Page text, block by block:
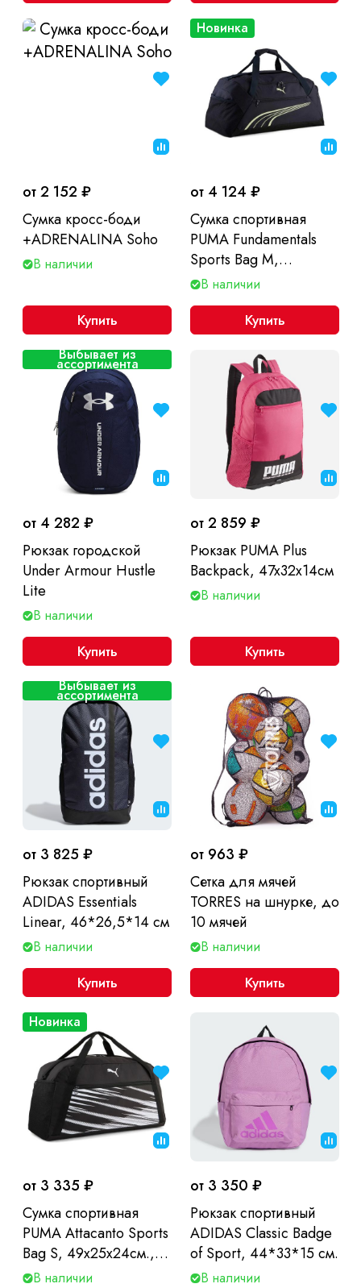
от 2 152 ₽
Сумка кросс-боди
+ADRENALINA Soho
В наличии
Купить
Новинка
от 4 124 ₽
Сумка спортивная
PUMA Fundamentals
Sports Bag M,
65х28х25см
В наличии
Купить
Выбывает из
ассортимента
от 4 282 ₽
Рюкзак городской
Under Armour Hustle
Lite
В наличии
Купить
от 2 859 ₽
Рюкзак PUMA Plus
Backpack, 47x32x14см
В наличии
Купить
Выбывает из
ассортимента
от 3 825 ₽
Рюкзак спортивный
ADIDAS Essentials
Linear, 46*26,5*14 см
В наличии
Купить
от 963 ₽
Сетка для мячей
TORRES на шнурке, до
10 мячей
В наличии
Купить
Новинка
от 3 335 ₽
Сумка спортивная
PUMA Attacanto Sports
Bag S, 49х25х24см.,
29л.
В наличии
от 3 350 ₽
Рюкзак спортивный
ADIDAS Classic Badge
of Sport, 44*33*15 см.
В наличии